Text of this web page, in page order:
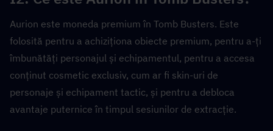
Aurion este moneda premium în Tomb Busters. Este
folosită pentru a achiziționa obiecte premium, pentru a-ți
îmbunătăți personajul și echipamentul, pentru a accesa
conținut cosmetic exclusiv, cum ar fi skin-uri de
personaje și echipament tactic, și pentru a debloca
avantaje puternice în timpul sesiunilor de extracție.